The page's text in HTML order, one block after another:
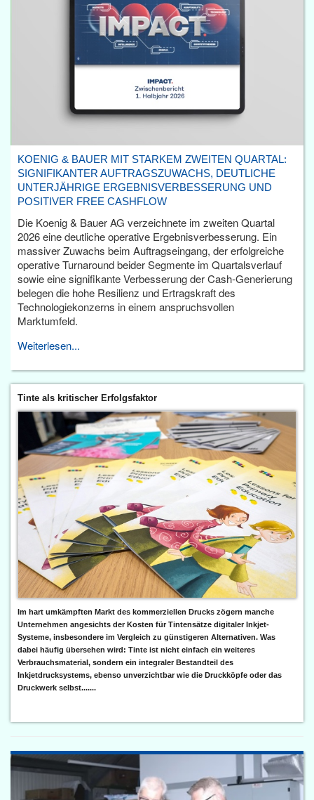
KOENIG & BAUER MIT STARKEM ZWEITEN QUARTAL:
SIGNIFIKANTER AUFTRAGSZUWACHS, DEUTLICHE
UNTERJÄHRIGE ERGEBNISVERBESSERUNG UND
POSITIVER FREE CASHFLOW
Die Koenig & Bauer AG verzeichnete im zweiten Quartal
2026 eine deutliche operative Ergebnisverbesserung. Ein
massiver Zuwachs beim Auftragseingang, der erfolgreiche
operative Turnaround beider Segmente im Quartalsverlauf
sowie eine signifikante Verbesserung der Cash-Generierung
belegen die hohe Resilienz und Ertragskraft des
Technologiekonzerns in einem anspruchsvollen
Marktumfeld.
Weiterlesen...
Tinte als kritischer Erfolgsfaktor
Im hart umkämpften Markt des kommerziellen Drucks zögern manche
Unternehmen angesichts der Kosten für Tintensätze digitaler Inkjet-
Systeme, insbesondere im Vergleich zu günstigeren Alternativen. Was
dabei häufig übersehen wird: Tinte ist nicht einfach ein weiteres
Verbrauchsmaterial, sondern ein integraler Bestandteil des
Inkjetdrucksystems, ebenso unverzichtbar wie die Druckköpfe oder das
Druckwerk selbst.......